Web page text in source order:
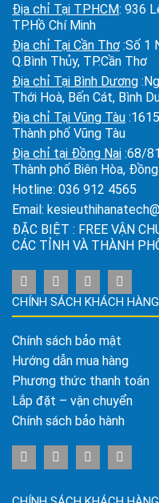
Địa chỉ Tại TPHCM: 936
TP.Hồ Chí Minh
Địa chỉ Tại Cần Thơ :Số 1
Q.Bình Thủy, TP.Cần Thơ
Địa chỉ Tại Bình Dương
Thới Hoà, Bến Cát, Bình
Địa chỉ Tại Vũng Tàu
Thành phố Vũng Tàu
Địa chỉ tại Đồng Nai :68/
Thành phố Biên Hòa,
Hotline: 036 912 4565
Email:
ĐẶC BIỆT : FREE VẬN
CÁC TỈNH VÀ THÀNH
CHÍNH SÁCH KHÁCH HÀNG
Chính sách bảo mật
Hướng dẫn mua hàng
Phương thức thanh toán
Lắp đặt – vận chuyển
Chính sách bảo hành